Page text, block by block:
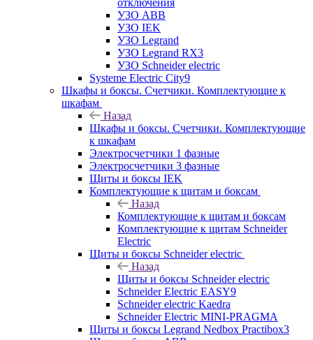
УЗО ABB
УЗО IEK
УЗО Legrand
УЗО Legrand RX3
УЗО Schneider electric
Systeme Electric City9
Шкафы и боксы. Счетчики. Комплектующие к
шкафам
Назад
Шкафы и боксы. Счетчики. Комплектующие
к шкафам
Электросчетчики 1 фазные
Электросчетчики 3 фазные
Щиты и боксы IEK
Комплектующие к щитам и боксам
Назад
Комплектующие к щитам и боксам
Комплектующие к щитам Schneider
Electric
Щиты и боксы Schneider electric
Назад
Щиты и боксы Schneider electric
Schneider Electric EASY9
Schneider electric Kaedra
Schneider Electric MINI-PRAGMA
Щиты и боксы Legrand Nedbox Practibox3